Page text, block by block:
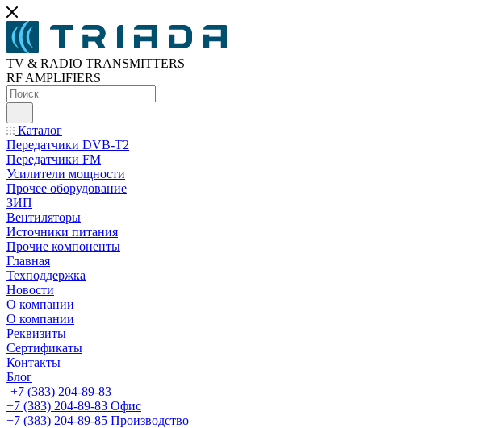
TV & RADIO TRANSMITTERS
RF AMPLIFIERS
Каталог
Передатчики DVB-T2
Передатчики FM
Усилители мощности
Прочее оборудование
ЗИП
Вентиляторы
Источники питания
Прочие компоненты
Главная
Техподдержка
Новости
О компании
О компании
Реквизиты
Сертификаты
Контакты
Блог
+7 (383) 204-89-83
+7 (383) 204-89-83 Офис
+7 (383) 204-89-85 Производство